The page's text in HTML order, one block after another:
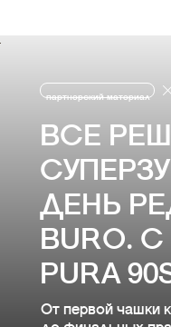
партнерский материал
ВСЕ
ДЕНЬ
BURO. С
PURA
От первой чашки